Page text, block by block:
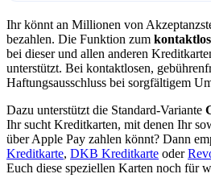
Ihr könnt an Millionen von
bezahlen. Die Funktion zum
bei dieser und allen anderen
unterstützt. Bei kontaktlosen,
Haftungsausschluss bei sorgfältigem
Dazu unterstützt die Standard-Variante
Ihr sucht Kreditkarten, mit denen Ihr
über Apple Pay zahlen könnt? Dann
Kreditkarte, DKB Kreditkarte oder
Euch diese speziellen Karten noch für